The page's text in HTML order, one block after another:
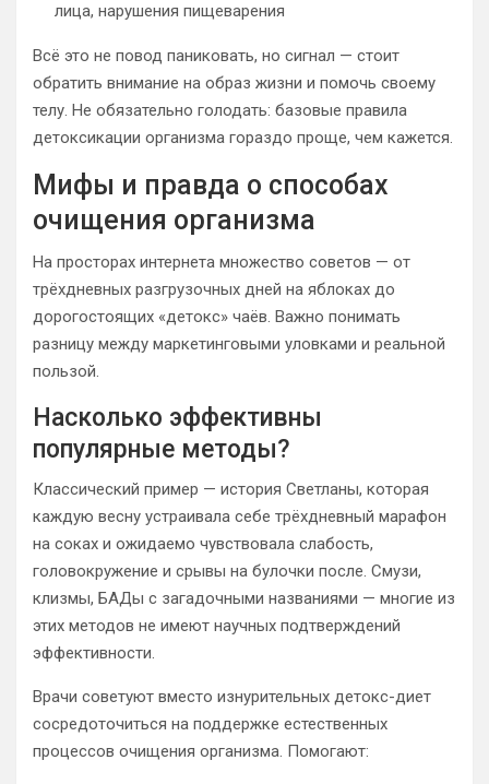
лица, нарушения пищеварения
Всё это не повод паниковать, но сигнал — стоит
обратить внимание на образ жизни и помочь своему
телу. Не обязательно голодать: базовые правила
детоксикации организма гораздо проще, чем кажется.
Мифы и правда о способах
очищения организма
На просторах интернета множество советов — от
трёхдневных разгрузочных дней на яблоках до
дорогостоящих «детокс» чаёв. Важно понимать
разницу между маркетинговыми уловками и реальной
пользой.
Насколько эффективны
популярные методы?
Классический пример — история Светланы, которая
каждую весну устраивала себе трёхдневный марафон
на соках и ожидаемо чувствовала слабость,
головокружение и срывы на булочки после. Смузи,
клизмы, БАДы с загадочными названиями — многие из
этих методов не имеют научных подтверждений
эффективности.
Врачи советуют вместо изнурительных детокс-диет
сосредоточиться на поддержке естественных
процессов очищения организма. Помогают: